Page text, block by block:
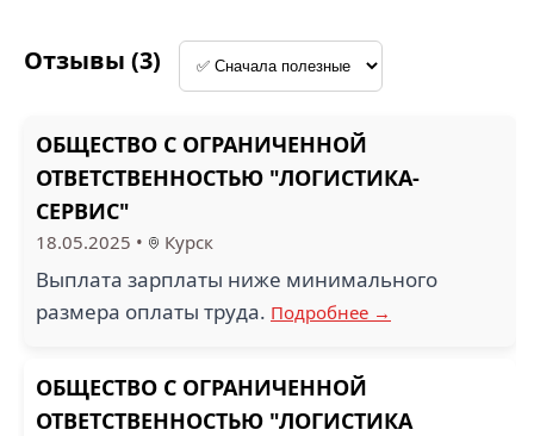
Отзывы (3)
ОБЩЕСТВО С ОГРАНИЧЕННОЙ
ОТВЕТСТВЕННОСТЬЮ "ЛОГИСТИКА-
СЕРВИС"
18.05.2025 • Курск
Выплата зарплаты ниже минимального
размера оплаты труда. Подробнее →
ОБЩЕСТВО С ОГРАНИЧЕННОЙ
ОТВЕТСТВЕННОСТЬЮ "ЛОГИСТИКА